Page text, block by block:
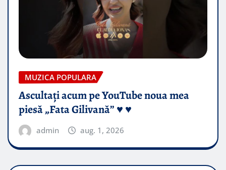
MUZICA POPULARA
Ascultați acum pe YouTube noua mea
piesă „Fata Gilivană” ♥️ ♥️
admin aug. 1, 2026